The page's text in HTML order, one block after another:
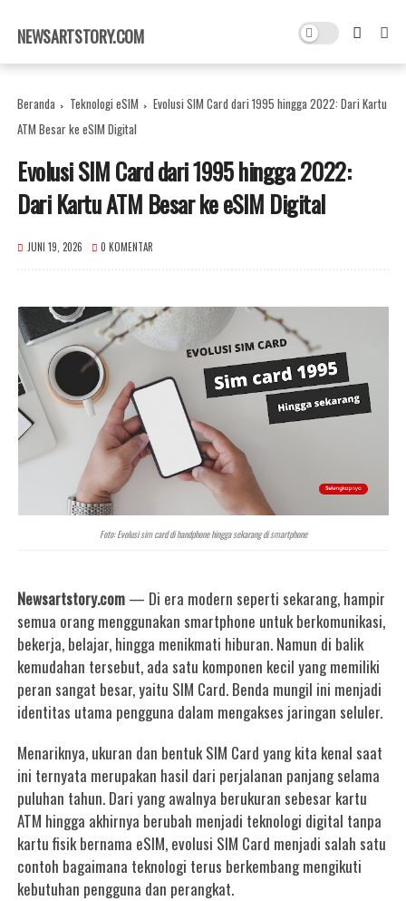
×
NEWSARTSTORY.COM
Beranda Teknologi eSIM
Evolusi SIM Card dari 1995 hingga 2022: Dari Kartu
ATM Besar ke eSIM Digital
Evolusi SIM Card dari 1995 hingga 2022:
Dari Kartu ATM Besar ke eSIM Digital
JUNI 19, 2026 0 KOMENTAR
Foto: Evolusi sim card di handphone hingga sekarang di smartphone
Newsartstory.com — Di era modern seperti sekarang, hampir
semua orang menggunakan smartphone untuk berkomunikasi,
bekerja, belajar, hingga menikmati hiburan. Namun di balik
kemudahan tersebut, ada satu komponen kecil yang memiliki
peran sangat besar, yaitu SIM Card. Benda mungil ini menjadi
identitas utama pengguna dalam mengakses jaringan seluler.
Menariknya, ukuran dan bentuk SIM Card yang kita kenal saat
ini ternyata merupakan hasil dari perjalanan panjang selama
puluhan tahun. Dari yang awalnya berukuran sebesar kartu
ATM hingga akhirnya berubah menjadi teknologi digital tanpa
kartu fisik bernama eSIM, evolusi SIM Card menjadi salah satu
contoh bagaimana teknologi terus berkembang mengikuti
kebutuhan pengguna dan perangkat.